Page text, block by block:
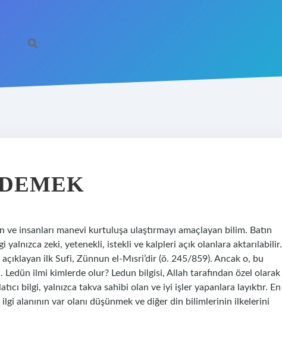
ve insanları manevi kurtuluşa ulaştırmayı amaçlayan bilim. Batın
zeki, yetenekli, istekli ve kalpleri açık olanlara aktarılabilir.
ilk Sufi, Zünnun el-Mısri’dir (ö. 245/859). Ancak o, bu
Ledün ilmi kimlerde olur? Ledun bilgisi, Allah tarafından özel olarak
bilgi, yalnızca takva sahibi olan ve iyi işler yapanlara layıktır. En
alanının var olanı düşünmek ve diğer din bilimlerinin ilkelerini